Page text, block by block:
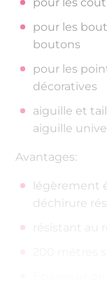
pour les
boutons
pour les
décoratives
aiguille et
aiguille
Avantages:
légèrement
déchirure
résistant au